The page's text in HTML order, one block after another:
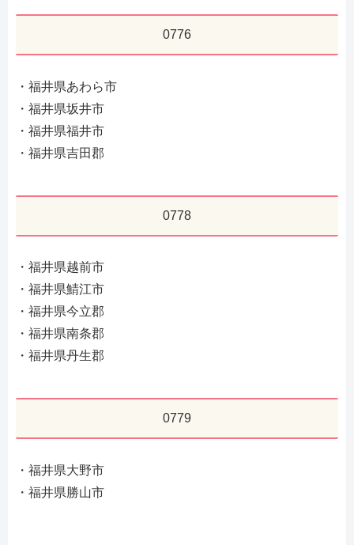
0776
・福井県あわら市
・福井県坂井市
・福井県福井市
・福井県吉田郡
0778
・福井県越前市
・福井県鯖江市
・福井県今立郡
・福井県南条郡
・福井県丹生郡
0779
・福井県大野市
・福井県勝山市